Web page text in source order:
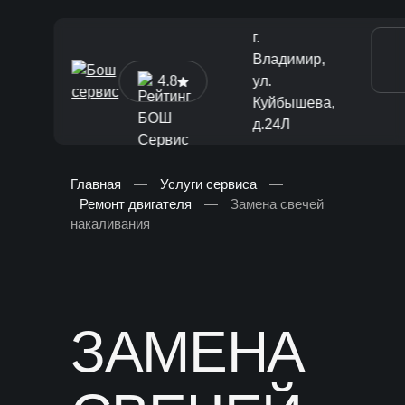
4.8
г.
Владимир,
ул.
Куйбышева,
д.24Л
[ Диагностика и ТО ]
Замена жидкостей
Главная — Услуги сервиса
—
Ремонт двигателя
—
Замена свечей
накаливания
ЗАМЕНА